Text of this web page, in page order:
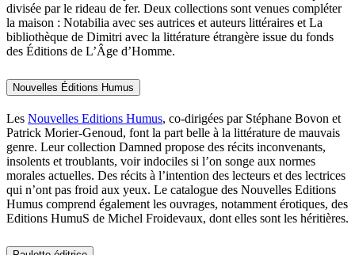
divisée par le rideau de fer. Deux collections sont venues compléter
la maison : Notabilia avec ses autrices et auteurs littéraires et La
bibliothèque de Dimitri avec la littérature étrangère issue du fonds
des Éditions de L’Âge d’Homme.
Nouvelles Éditions Humus
Les Nouvelles Editions Humus, co-dirigées par Stéphane Bovon et
Patrick Morier-Genoud, font la part belle à la littérature de mauvais
genre. Leur collection Damned propose des récits inconvenants,
insolents et troublants, voir indociles si l’on songe aux normes
morales actuelles. Des récits à l’intention des lecteurs et des lectrices
qui n’ont pas froid aux yeux. Le catalogue des Nouvelles Editions
Humus comprend également les ouvrages, notamment érotiques, des
Editions HumuS de Michel Froidevaux, dont elles sont les héritières.